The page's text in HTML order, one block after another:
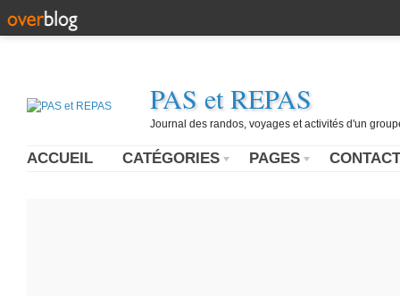
PAS et REPAS
Journal des randos, voyages et activités d'un
ACCUEIL CATÉGORIES PAGES CONTACT